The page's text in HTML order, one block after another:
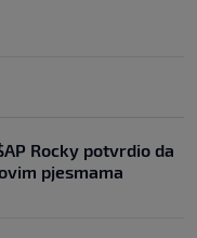
Rocky potvrdio da
pjesmama